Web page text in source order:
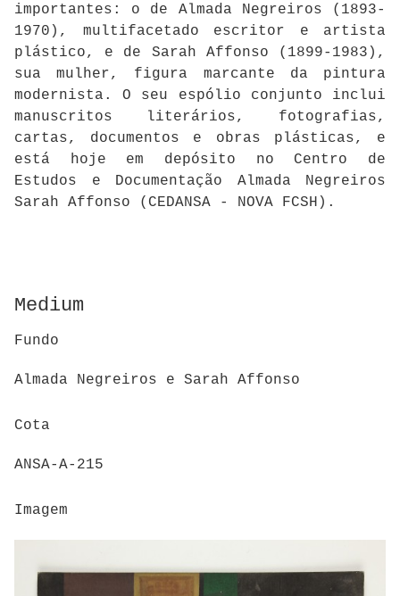
importantes: o de Almada Negreiros (1893-
1970), multifacetado escritor e artista
plástico, e de Sarah Affonso (1899-1983),
sua mulher, figura marcante da pintura
modernista. O seu espólio conjunto inclui
manuscritos literários, fotografias,
cartas, documentos e obras plásticas, e
está hoje em depósito no Centro de
Estudos e Documentação Almada Negreiros
Sarah Affonso (CEDANSA - NOVA FCSH).
Medium
Fundo
Almada Negreiros e Sarah Affonso
Cota
ANSA-A-215
Imagem